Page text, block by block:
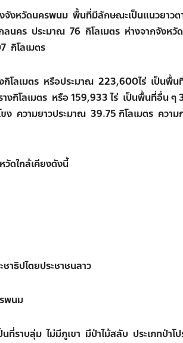
งหวัดนครพนม พื้นที่มีลักษณะเป็นแนวยาวต
นคร ประมาณ 76 กิโลเมตร ห่างจากจังหวั
กิโลเมตร
โลเมตร หรือประมาณ 223,600ไร่ เป็นพื้น
งกิโลเมตร หรือ 159,933 ไร่ เป็นพื้นที่อื่น ๆ
ง ความยาวประมาณ 39.75 กิโลเมตร ความ
ดใกล้เคียงดังนี้
ธิปไตยประชาชนลาว
พนม
ราบลุ่ม ไม่มีภูเขา มีป่าไม้สลับ ประเภทป่าโ